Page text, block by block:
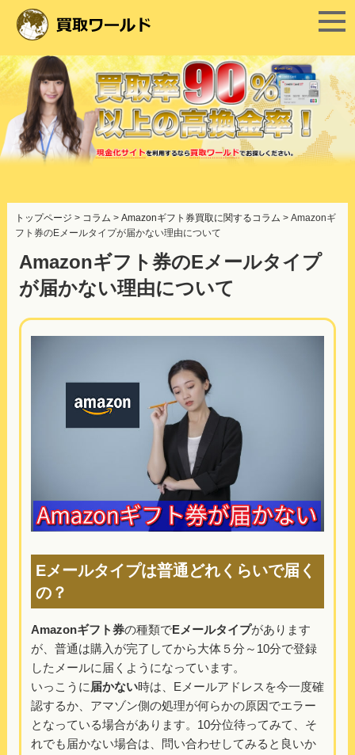
ン
トップページ > コラム > Amazonギフト券買取に関するコラム > Amazonギ
フト券のEメールタイプが届かない理由について
Amazonギフト券のEメールタイプ
が届かない理由について
Eメールタイプは普通どれくらいで届く
の？
Amazonギフト券の種類でEメールタイプがあります
が、普通は購入が完了してから大体５分～10分で登録
したメールに届くようになっています。
いっこうに 届かない時は、Eメールアドレスを今一度確
認するか、アマゾン側の処理が何らかの原因でエラー
となっている場合があります。10分位待ってみて、そ
れでも届かない場合は、問い合わせしてみると良いか